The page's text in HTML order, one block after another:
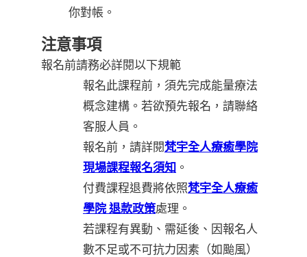
你對帳。
注意事項
報名前請務必詳閱以下規範
報名此課程前，須先完成能量療法
概念建構。若欲預先報名，請聯絡
客服人員。
報名前，請詳閱梵宇全人療癒學院
現場課程報名須知 。
付費課程退費將依照梵宇全人療癒
學院 退款政策處理。
若課程有異動、需延後、因報名人
數不足或不可抗力因素（如颱風）